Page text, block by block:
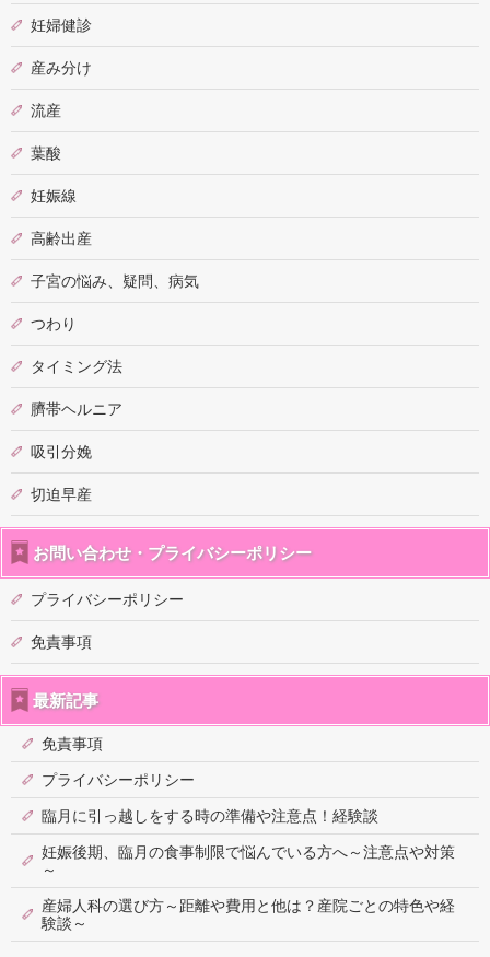
妊婦健診
産み分け
流産
葉酸
妊娠線
高齢出産
子宮の悩み、疑問、病気
つわり
タイミング法
臍帯ヘルニア
吸引分娩
切迫早産
お問い合わせ・プライバシーポリシー
プライバシーポリシー
免責事項
最新記事
免責事項
プライバシーポリシー
臨月に引っ越しをする時の準備や注意点！経験談
妊娠後期、臨月の食事制限で悩んでいる方へ～注意点や対策
～
産婦人科の選び方～距離や費用と他は？産院ごとの特色や経
験談～